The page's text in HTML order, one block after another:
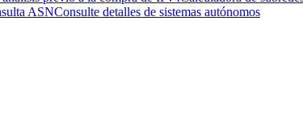
ASNConsulte detalles de sistemas autónomos